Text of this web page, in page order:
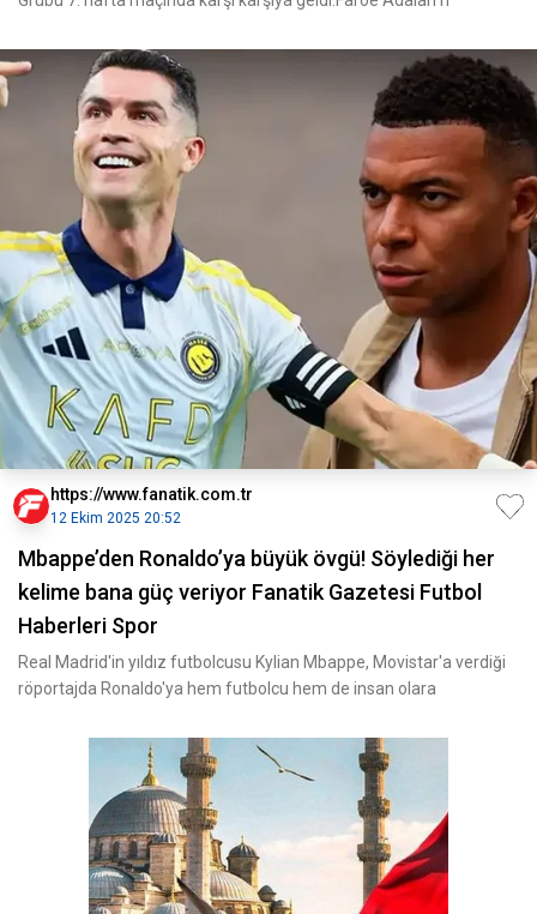
https://www.fanatik.com.tr
12 Ekim 2025 20:52
Mbappe’den Ronaldo’ya büyük övgü! Söylediği her
kelime bana güç veriyor Fanatik Gazetesi Futbol
Haberleri Spor
Real Madrid'in yıldız futbolcusu Kylian Mbappe, Movistar'a verdiği
röportajda Ronaldo'ya hem futbolcu hem de insan olara